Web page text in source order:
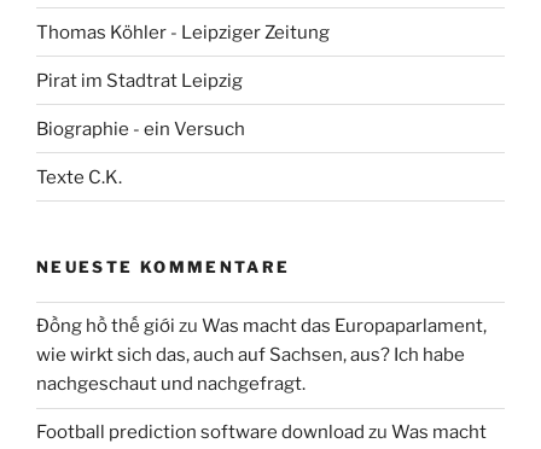
Thomas Köhler - Leipziger Zeitung
Pirat im Stadtrat Leipzig
Biographie - ein Versuch
Texte C.K.
NEUESTE KOMMENTARE
Đồng hồ thế giới zu Was macht das Europaparlament,
wie wirkt sich das, auch auf Sachsen, aus? Ich habe
nachgeschaut und nachgefragt.
Football prediction software download zu Was macht